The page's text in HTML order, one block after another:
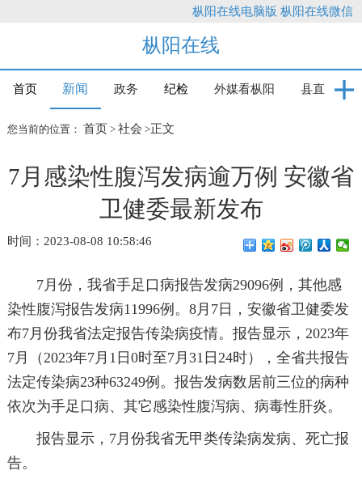
枞阳在线电脑版 枞阳在线微信
枞阳在线
首页 新闻 政务 纪检 外媒看枞阳 县直
您当前的位置： 首页 > 社会 >正文
7月感染性腹泻发病逾万例 安徽省
卫健委最新发布
时间：2023-08-08 10:58:46
7月份，我省手足口病报告发病29096例，其他感
染性腹泻报告发病11996例。8月7日，安徽省卫健委发
布7月份我省法定报告传染病疫情。报告显示，2023年
7月（2023年7月1日0时至7月31日24时），全省共报告
法定传染病23种63249例。报告发病数居前三位的病种
依次为手足口病、其它感染性腹泻病、病毒性肝炎。
报告显示，7月份我省无甲类传染病发病、死亡报
告。